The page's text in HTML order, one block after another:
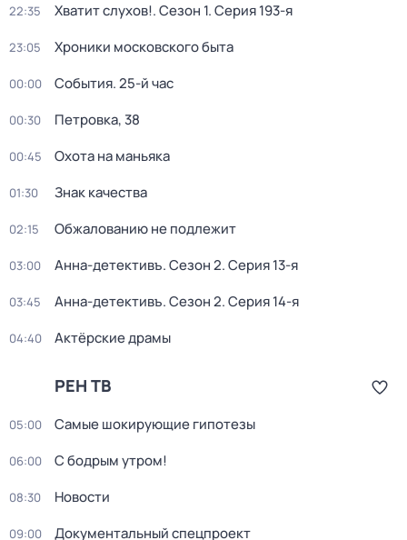
22:35 Хватит слухов!. Сезон 1. Серия 193-я
23:05 Хроники московского быта
00:00 События. 25-й час
00:30 Петровка, 38
00:45 Охота на маньяка
01:30 Знак качества
02:15 Обжалованию не подлежит
03:00 Анна-детективъ. Сезон 2. Серия 13-я
03:45 Анна-детективъ. Сезон 2. Серия 14-я
04:40 Актёрские драмы
РЕН ТВ
05:00 Самые шoкиpующие гипотезы
06:00 С бодрым утром!
08:30 Новости
09:00 Документальный спецпроект